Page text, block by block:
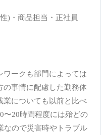
)・商品担当・正社員
ワークも部門によっては
の事情に配慮した勤務体
業についても以前と比べ
〜20時間程度には殆どの
なので災害時やトラブル